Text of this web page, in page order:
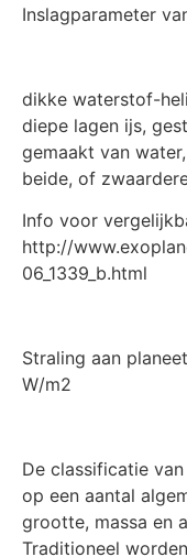
Inslagparameter
dikke waterstof-
diepe lagen ijs,
gemaakt van
beide, of
Info voor
http://
06_1339_b.html
Straling aan
W/m2
De classificatie
op een aantal
grootte, massa en
Traditioneel